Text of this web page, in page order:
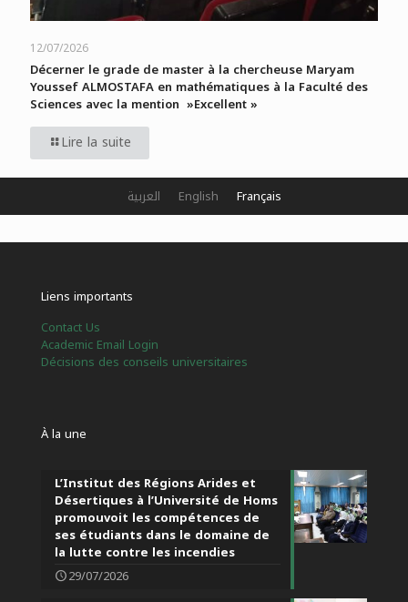
12/07/2026
Décerner le grade de master à la chercheuse Maryam
Youssef ALMOSTAFA en mathématiques à la Faculté des
Sciences avec la mention »Excellent »
Lire la suite
Liens importants
Contact Us
Academic Email Login
Décisions des conseils universitaires
À la une
L’Institut des Régions Arides et
Désertiques à l’Université de Homs
promouvoit les compétences de
ses étudiants dans le domaine de
la lutte contre les incendies
29/07/2026
العربية English Français